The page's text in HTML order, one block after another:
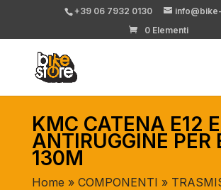
+39 06 7932 0130
0 Elementi
KMC CATENA E12
ANTIRUGGINE PER
130M
Home » COMPONENTI »